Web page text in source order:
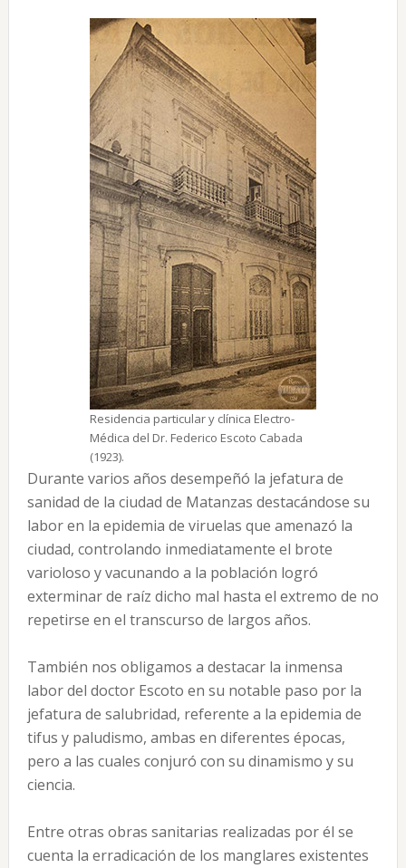
Residencia particular y clínica Electro-
Médica del Dr. Federico Escoto Cabada
(1923).
Durante varios años desempeñó la jefatura de
sanidad de la ciudad de Matanzas destacándose su
labor en la epidemia de viruelas que amenazó la
ciudad, controlando inmediatamente el brote
varioloso y vacunando a la población logró
exterminar de raíz dicho mal hasta el extremo de no
repetirse en el transcurso de largos años.
También nos obligamos a destacar la inmensa
labor del doctor Escoto en su notable paso por la
jefatura de salubridad, referente a la epidemia de
tifus y paludismo, ambas en diferentes épocas,
pero a las cuales conjuró con su dinamismo y su
ciencia.
Entre otras obras sanitarias realizadas por él se
cuenta la erradicación de los manglares existentes